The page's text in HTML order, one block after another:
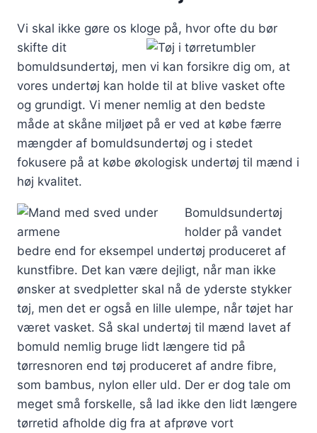
Vi skal ikke gøre os kloge på, hvor ofte du bør
skifte dit
bomuldsundertøj, men vi kan forsikre dig om, at
vores undertøj kan holde til at blive vasket ofte
og grundigt. Vi mener nemlig at den bedste
måde at skåne miljøet på er ved at købe færre
mængder af bomuldsundertøj og i stedet
fokusere på at købe økologisk undertøj til mænd i
høj kvalitet.
Bomuldsundertøj
holder på vandet
bedre end for eksempel undertøj produceret af
kunstfibre. Det kan være dejligt, når man ikke
ønsker at svedpletter skal nå de yderste stykker
tøj, men det er også en lille ulempe, når tøjet har
været vasket. Så skal undertøj til mænd lavet af
bomuld nemlig bruge lidt længere tid på
tørresnoren end tøj produceret af andre fibre,
som bambus, nylon eller uld. Der er dog tale om
meget små forskelle, så lad ikke den lidt længere
tørretid afholde dig fra at afprøve vort